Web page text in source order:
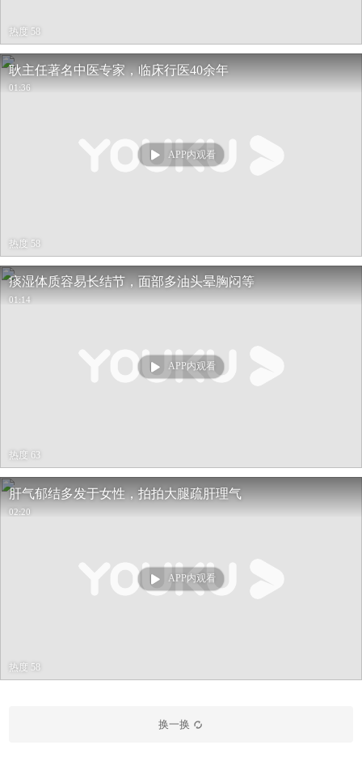
热度 58
耿主任著名中医专家，临床行医40余年
01:36
APP内观看
热度 58
痰湿体质容易长结节，面部多油头晕胸闷等
01:14
APP内观看
热度 63
肝气郁结多发于女性，拍拍大腿疏肝理气
02:20
APP内观看
热度 58
换一换